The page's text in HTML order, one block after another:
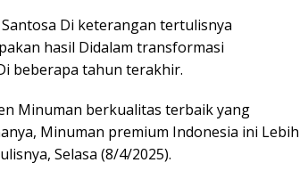
Santosa Di keterangan tertulisnya
hasil Didalam transformasi
beberapa tahun terakhir.
Minuman berkualitas terbaik yang
Minuman premium Indonesia ini Lebih
Selasa (8/4/2025).